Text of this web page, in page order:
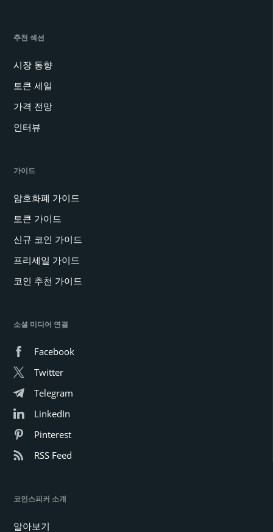
추천 섹션
시장 동향
토큰 세일
가격 전망
인터뷰
가이드
암호화폐 가이드
토큰 가이드
신규 코인 가이드
프리세일 가이드
코인 추천 가이드
소셜 미디어 연결
Facebook
Twitter
Telegram
LinkedIn
Pinterest
RSS Feed
코인스피커 소개
알아보기